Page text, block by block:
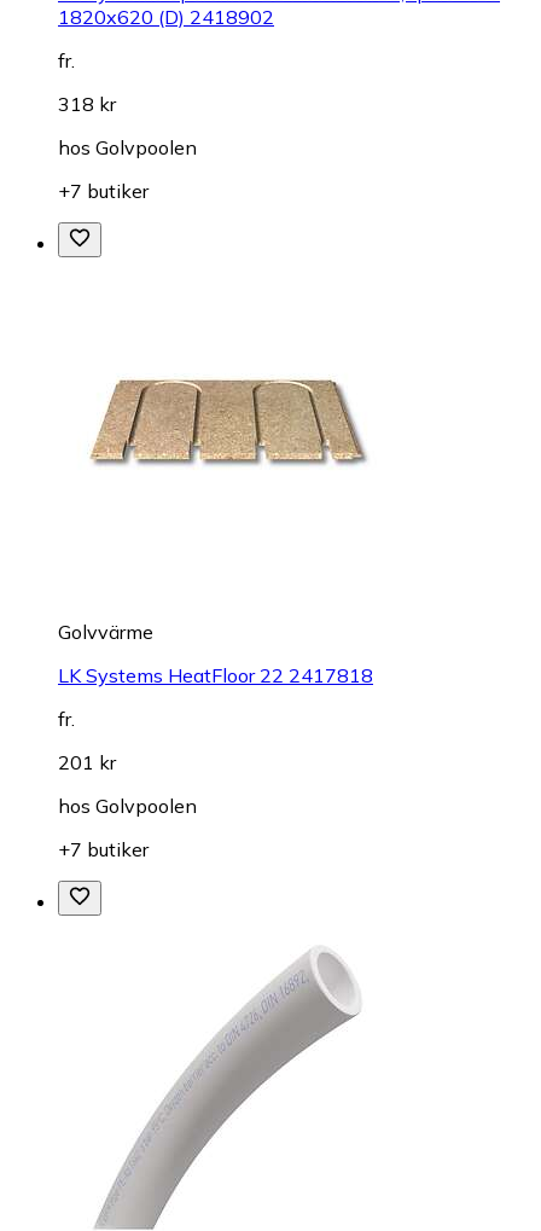
1820x620 (D) 2418902
fr.
318 kr
hos Golvpoolen
+7 butiker
Golvvärme
LK Systems HeatFloor 22 2417818
fr.
201 kr
hos Golvpoolen
+7 butiker